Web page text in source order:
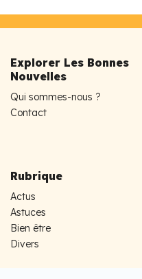
Explorer Les Bonnes
Nouvelles
Qui sommes-nous ?
Contact
Rubrique
Actus
Astuces
Bien être
Divers